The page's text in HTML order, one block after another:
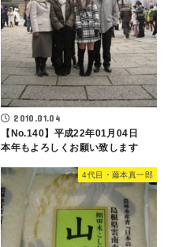
2010.01.04
【No.140】平成22年01月04日
本年もよろしくお願い致します
4代目・藤本真一郎